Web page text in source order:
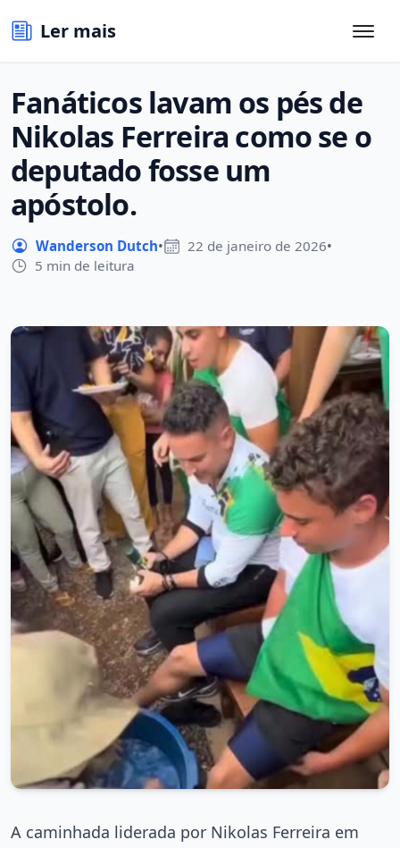
Ler mais
Fanáticos lavam os pés de
Nikolas Ferreira como se o
deputado fosse um
apóstolo.
Wanderson Dutch• 22 de janeiro de 2026•
5 min de leitura
A caminhada liderada por Nikolas Ferreira em